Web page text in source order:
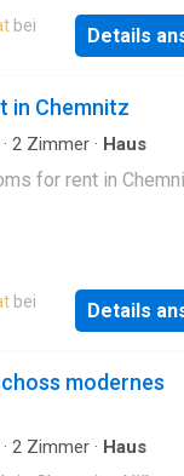
bei
Details
in Chemnitz
· 2 Zimmer · Haus
for rent in
bei
Details
modernes
· 2 Zimmer · Haus